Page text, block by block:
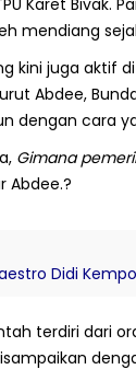
Karet Bivak.
mendiang
kini juga aktif
Abdee,
dengan cara
Gimana
Abdee.?
Didi
terdiri dari